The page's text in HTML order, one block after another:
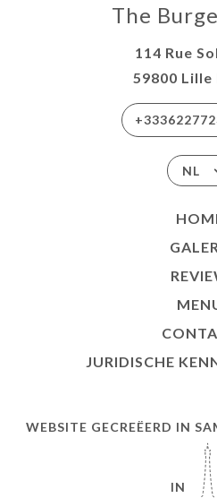
The
114 Rue
59800 Lille
NL
JURIDISCHE
WEBSITE GECREËERD IN
IN